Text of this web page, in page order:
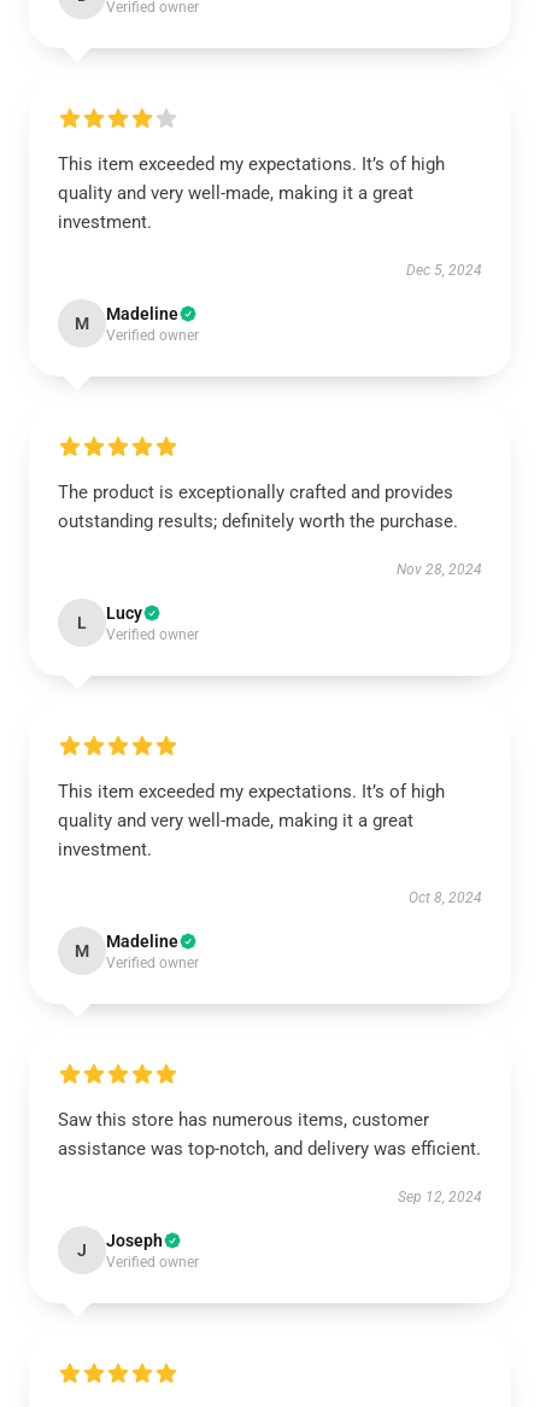
Verified owner
This item exceeded my expectations. It’s of high
quality and very well-made, making it a great
investment.
Dec 5, 2024
M Madeline
Verified owner
The product is exceptionally crafted and provides
outstanding results; definitely worth the purchase.
Nov 28, 2024
L Lucy
Verified owner
This item exceeded my expectations. It’s of high
quality and very well-made, making it a great
investment.
Oct 8, 2024
M Madeline
Verified owner
Saw this store has numerous items, customer
assistance was top-notch, and delivery was efficient.
Sep 12, 2024
J Joseph
Verified owner